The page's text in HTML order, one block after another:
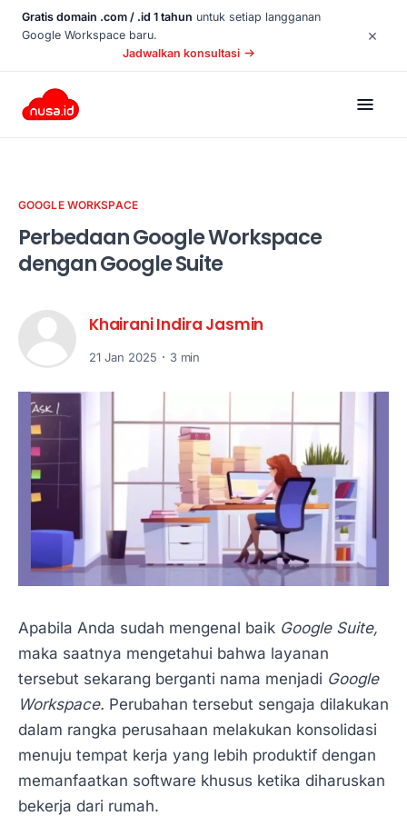
Gratis domain .com / .id 1 tahun untuk setiap langganan
Google Workspace baru.
Jadwalkan konsultasi
×
GOOGLE WORKSPACE
Perbedaan Google Workspace
dengan Google Suite
Khairani Indira Jasmin
21 Jan 2025 3 min
Apabila Anda sudah mengenal baik Google Suite,
maka saatnya mengetahui bahwa layanan
tersebut sekarang berganti nama menjadi Google
Workspace. Perubahan tersebut sengaja dilakukan
dalam rangka perusahaan melakukan konsolidasi
menuju tempat kerja yang lebih produktif dengan
memanfaatkan software khusus ketika diharuskan
bekerja dari rumah.